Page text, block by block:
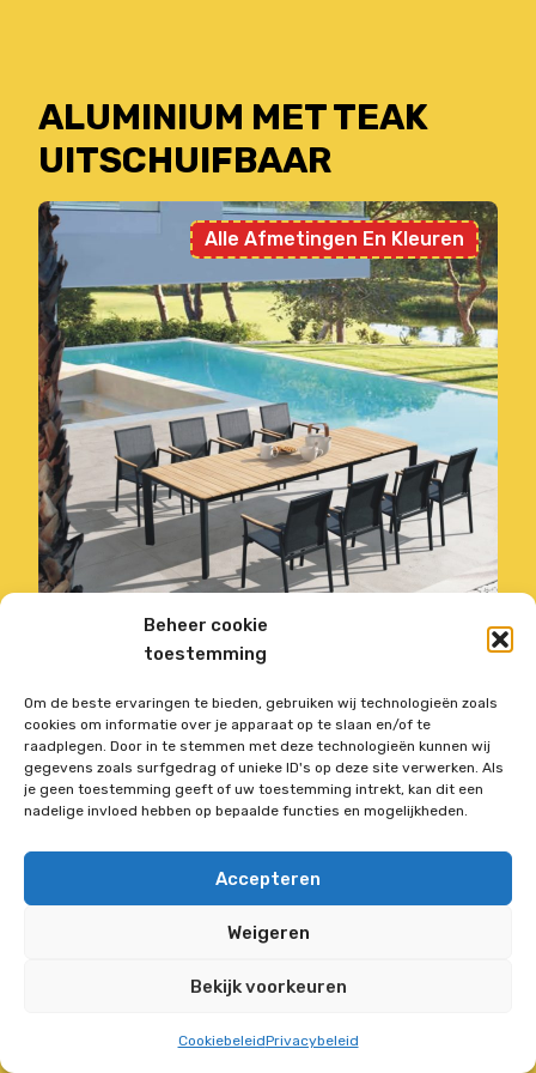
Beheer cookie
toestemming
Om de beste ervaringen te bieden, gebruiken wij technologieën zoals
cookies om informatie over je apparaat op te slaan en/of te
raadplegen. Door in te stemmen met deze technologieën kunnen wij
gegevens zoals surfgedrag of unieke ID's op deze site verwerken. Als
je geen toestemming geeft of uw toestemming intrekt, kan dit een
nadelige invloed hebben op bepaalde functies en mogelijkheden.
Accepteren
Weigeren
Bekijk voorkeuren
CookiebeleidPrivacybeleid
ALUMINIUM MET TEAK
UITSCHUIFBAAR
ALUMINIUM MET TEAK UITSCHUIFBAAR
Alle Afmetingen En Kleuren
Vorige aanbieding
Deze website is Fraai
Nederlands Français